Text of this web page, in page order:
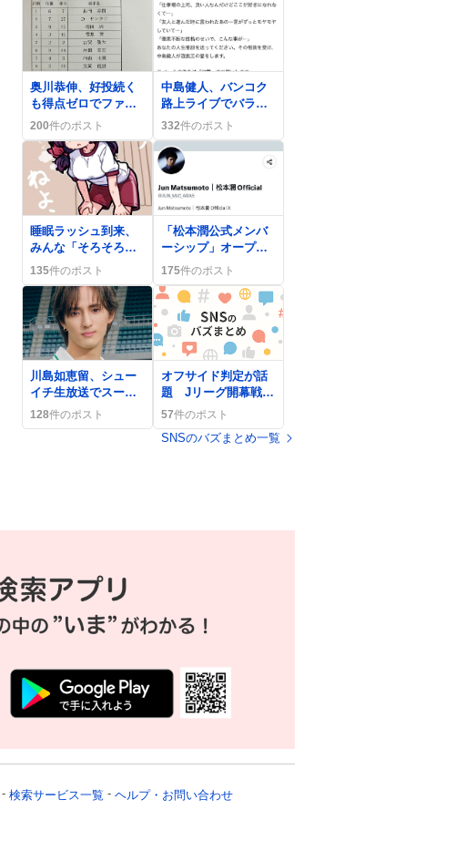
奥川恭伸、好投続く
も得点ゼロでファン
から『援護お願いし
ます』の声
200件のポスト
中島健人、バンコク
路上ライブでバラ配
布と英語トークが話
題に、ファン歓喜
332件のポスト
睡眠ラッシュ到来、
みんな「そろそろ寝
るか」や「寝なき
ゃ」ツイートで盛り
上がり
135件のポスト
「松本潤公式メンバ
ーシップ」オープ
ン、ファンが「ワク
ワク」や「入会完
了！」で大歓喜
175件のポスト
川島如恵留、シュー
イチ生放送でスーツ
姿が話題に『ナイス
128件のポスト
オフサイド判定が話
題 Jリーグ開幕戦で
ゴール揺れ ファンは
沸騰
57件のポスト
SNSのバズまとめ一覧
検索サービス一覧
ヘルプ・お問い合わせ